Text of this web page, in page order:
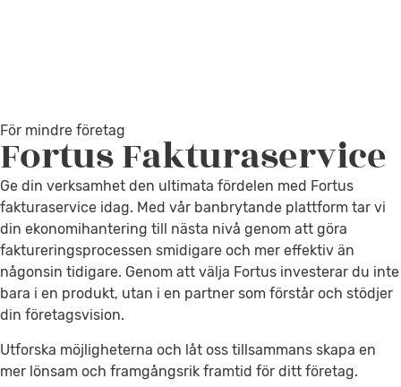
För mindre företag
FortusFakturaservice
Ge din verksamhet den ultimata fördelen med Fortus
fakturaservice idag. Med vår banbrytande plattform tar vi
din ekonomihantering till nästa nivå genom att göra
faktureringsprocessen smidigare och mer effektiv än
någonsin tidigare. Genom att välja Fortus investerar du inte
bara i en produkt, utan i en partner som förstår och stödjer
din företagsvision.
Utforska möjligheterna och låt oss tillsammans skapa en
mer lönsam och framgångsrik framtid för ditt företag.